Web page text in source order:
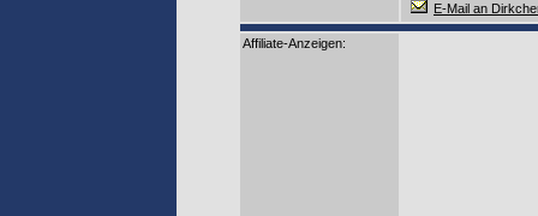
E-Mail an
Affiliate-Anzeigen: